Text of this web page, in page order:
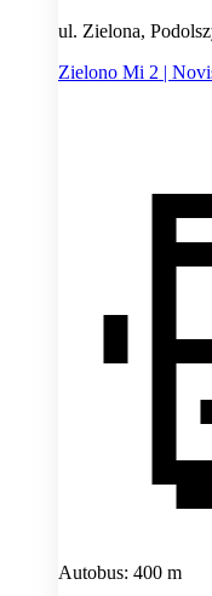
ul. Zielona,
Zielono Mi 2 |
Autobus: 400 m